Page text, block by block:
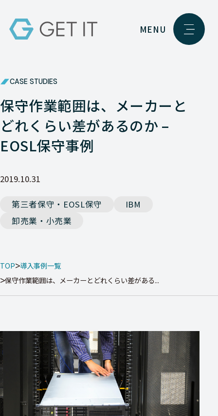
MENU
CASE STUDIES
保守作業範囲は、メーカーと
どれくらい差があるのか –
EOSL保守事例
2019.10.31
第三者保守・EOSL保守
IBM
卸売業・小売業
TOP 導入事例一覧
保守作業範囲は、メーカーとどれくらい差がある...